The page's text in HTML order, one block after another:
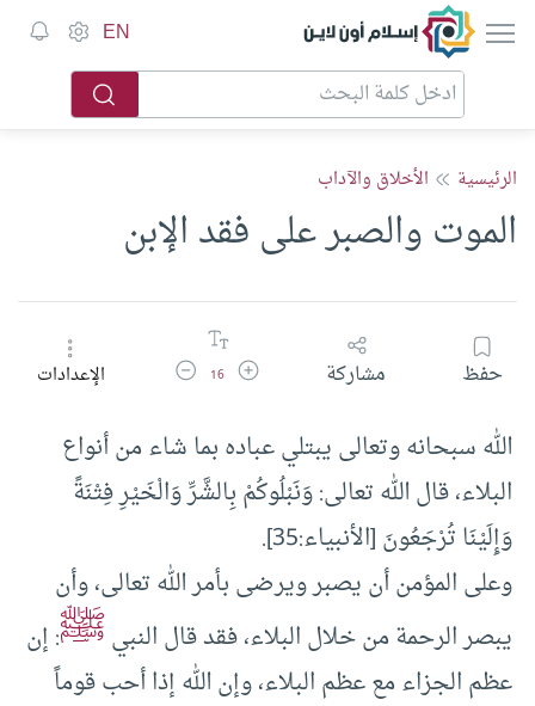
إسلام أون لاين EN
الرئيسية الأخلاق والآداب
الموت والصبر على فقد الإبن
حفظ مشاركة زيادة حجم الخط
16 تقليل حجم الخطالإعدادات
الله سبحانه وتعالى يبتلي عباده بما شاء من أنواع
البلاء، قال الله تعالى: وَنَبْلُوكُمْ بِالشَّرِّ وَالْخَيْرِ فِتْنَةً
وَإِلَيْنَا تُرْجَعُونَ [الأنبياء:35].
وعلى المؤمن أن يصبر ويرضى بأمر الله تعالى، وأن
يبصر الرحمة من خلال البلاء، فقد قال النبيﷺ: إن
عظم الجزاء مع عظم البلاء، وإن الله إذا أحب قوماً